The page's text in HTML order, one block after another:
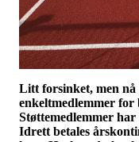
Litt forsinket, men
enkeltmedlemmer for
Støttemedlemmer
Idrett betales